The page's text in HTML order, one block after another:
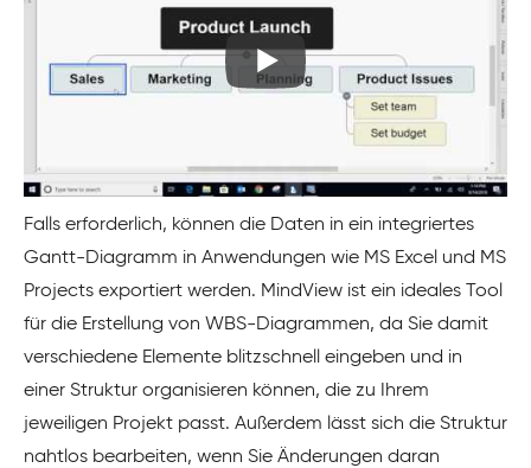
Falls erforderlich, können die Daten in ein integriertes
Gantt-Diagramm in Anwendungen wie MS Excel und MS
Projects exportiert werden. MindView ist ein ideales Tool
für die Erstellung von WBS-Diagrammen, da Sie damit
verschiedene Elemente blitzschnell eingeben und in
einer Struktur organisieren können, die zu Ihrem
jeweiligen Projekt passt. Außerdem lässt sich die Struktur
nahtlos bearbeiten, wenn Sie Änderungen daran